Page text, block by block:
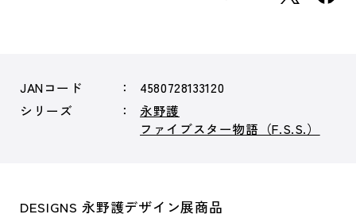
JANコード
4580728133120
シリーズ
永野護
ファイブスター物語（F.S.S.）
DESIGNS 永野護デザイン展商品